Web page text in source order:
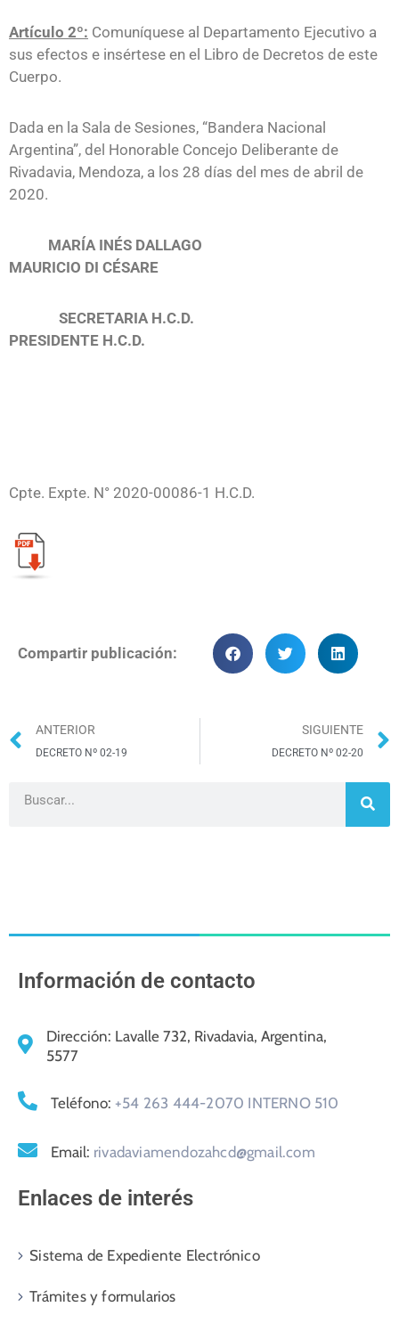
Artículo 2º: Comuníquese al Departamento Ejecutivo a
sus efectos e insértese en el Libro de Decretos de este
Cuerpo.
Dada en la Sala de Sesiones, “Bandera Nacional
Argentina”, del Honorable Concejo Deliberante de
Rivadavia, Mendoza, a los 28 días del mes de abril de
2020.
MARÍA INÉS DALLAGO
MAURICIO DI CÉSARE
SECRETARIA H.C.D.
PRESIDENTE H.C.D.
Cpte. Expte. N° 2020-00086-1 H.C.D.
Compartir publicación:
ANTERIOR
DECRETO Nº 02-19
SIGUIENTE
DECRETO Nº 02-20
Información de contacto
Dirección: Lavalle 732, Rivadavia, Argentina,
5577
Teléfono: +54 263 444-2070 INTERNO 510
Email: rivadaviamendozahcd@gmail.com
Enlaces de interés
Sistema de Expediente Electrónico
Trámites y formularios